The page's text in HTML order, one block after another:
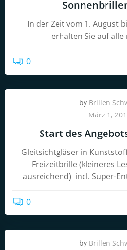
In der Zeit vom 1. August
erhalten Sie auf
0
by Brillen
März 1,
Start des
Gleitsichtgläser in
Freizeitbrille (kleineres
ausreichend) incl. Super-
0
by Brillen